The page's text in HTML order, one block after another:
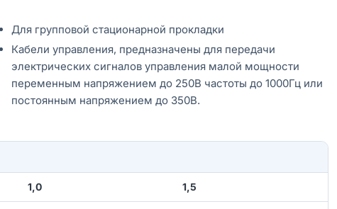
Для групповой стационарной прокладки
Кабели управления, предназначены для передачи
электрических сигналов управления малой мощности
переменным напряжением до 250В частоты до 1000Гц или
постоянным напряжением до 350В.
1,0 1,5